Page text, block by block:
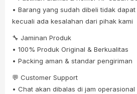
• Barang yang sudah dibeli tidak
kecuali ada kesalahan dari pihak kami
🔧 Jaminan Produk
• 100% Produk Original & Berkualitas
• Packing aman & standar pengiriman
💬 Customer Support
• Chat akan dibalas di jam operasional